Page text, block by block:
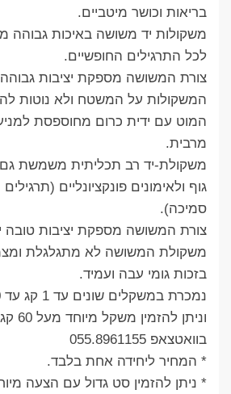
בריאות וכושר מיטביים.
משקולות יד משושה באיכות גבוהה
לכל התרגילים החופשיים.
צורת המשושה מספקת יציבות
המשקולות על המשטח ולא נוטות
המוט עם ידית כרום מחוספסת
מרבית.
משקולת-יד רב תכליתית משמשת גם
גוף ולאימונים פונקציונליים
סמיכה).
צורת המשושה מספקת יציבות טובה
משקולת המשושה לא מתגלגלת
בזכות גומי עבה ועמיד.
וניתן
בוואטצאפ 055.8961155
* המחיר ליחידה אחת בלבד.
* ניתן להזמין סט גדול עם הצעה